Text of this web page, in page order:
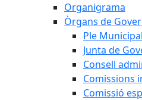
Organigrama
Òrgans de
Ple Municipal
Junta de
Consell
Comissions
Comissió